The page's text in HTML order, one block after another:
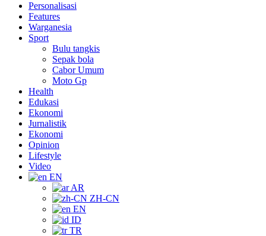
Personalisasi
Features
Warganesia
Sport
Bulu tangkis
Sepak bola
Cabor Umum
Moto Gp
Health
Edukasi
Ekonomi
Jurnalistik
Ekonomi
Opinion
Lifestyle
Video
EN
AR
ZH-CN
EN
ID
TR